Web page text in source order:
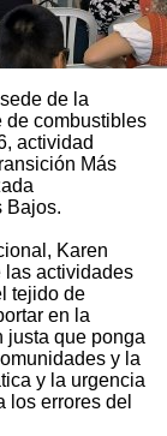
de la
de combustibles
actividad
Más
Bajos.
Karen
las actividades
tejido de
en la
justa que ponga
y la
y la urgencia
los errores del